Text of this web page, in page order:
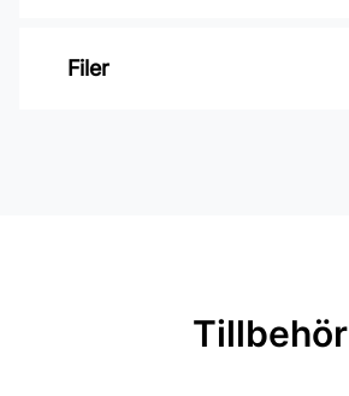
Varumärke: Duro
Bredd: 0,53 m
Filer
Tillbehör